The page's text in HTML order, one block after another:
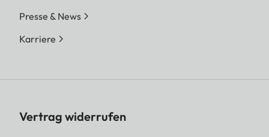
Presse & News
Karriere
Vertrag widerrufen